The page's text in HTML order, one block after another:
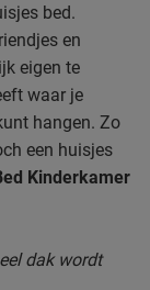
bed.
en
eigen te
waar je
hangen. Zo
een huisjes
Kinderkamer
dak wordt